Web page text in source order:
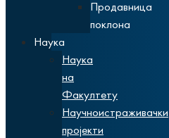
Продавница
поклона
Наука
Наука
на
Факултету
Научноистраживачки
пројекти